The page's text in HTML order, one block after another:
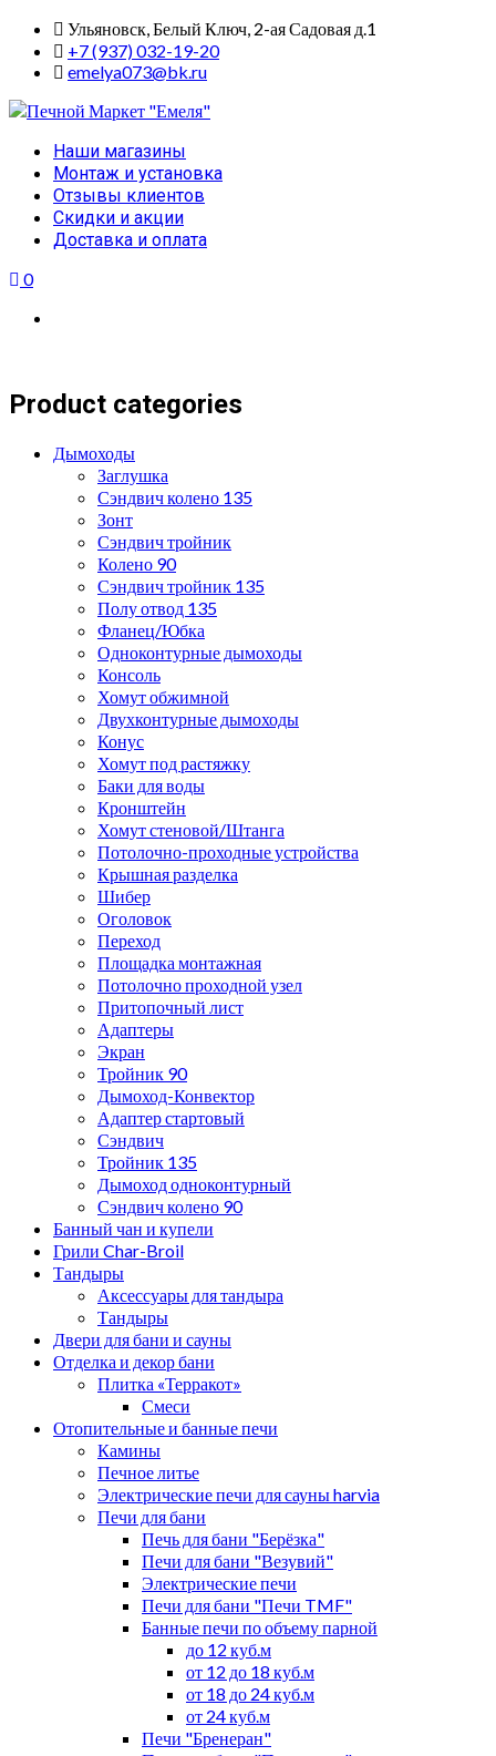
Skip
content
Ульяновск, Белый Ключ, 2-ая Садовая д.1
+7 (937) 032-19-20
emelya073@bk.ru
Primary
Menu
Наши магазины
Монтаж и установка
Отзывы клиентов
Скидки и акции
Доставка и оплата
0
Product categories
Дымоходы
Заглушка
Сэндвич колено 135
Зонт
Сэндвич тройник
Колено 90
Сэндвич тройник 135
Полу отвод 135
Фланец/Юбка
Одноконтурные дымоходы
Консоль
Хомут обжимной
Двухконтурные дымоходы
Конус
Хомут под растяжку
Баки для воды
Кронштейн
Хомут стеновой/Штанга
Потолочно-проходные устройства
Крышная разделка
Шибер
Оголовок
Переход
Площадка монтажная
Потолочно проходной узел
Притопочный лист
Адаптеры
Экран
Тройник 90
Дымоход-Конвектор
Адаптер стартовый
Сэндвич
Тройник 135
Дымоход одноконтурный
Сэндвич колено 90
Банный чан и купели
Грили Char-Broil
Тандыры
Аксессуары для тандыра
Тандыры
Двери для бани и сауны
Отделка и декор бани
Плитка «Терракот»
Смеси
Отопительные и банные печи
Камины
Печное литье
Электрические печи для сауны harvia
Печи для бани
Печь для бани "Берёзка"
Печи для бани "Везувий"
Электрические печи
Печи для бани "Печи TMF"
Банные печи по объему парной
до 12 куб.м
от 12 до 18 куб.м
от 18 до 24 куб.м
от 24 куб.м
Печи "Бренеран"